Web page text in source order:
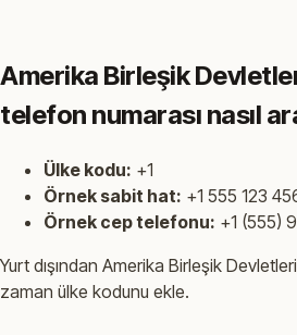
Amerika Birleşik
telefon numarası nasıl
Ülke kodu: +1
Örnek sabit hat: +1 555 123
Örnek cep telefonu: +1 (555)
Yurt dışından Amerika Birleşik
zaman ülke kodunu ekle.